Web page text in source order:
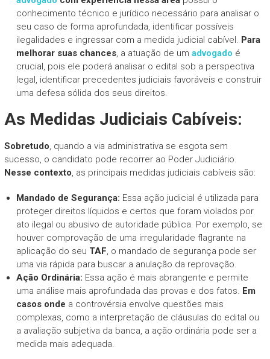
conhecimento técnico e jurídico necessário para analisar o
seu caso de forma aprofundada, identificar possíveis
ilegalidades e ingressar com a medida judicial cabível. Para
melhorar suas chances, a atuação de um advogado é
crucial, pois ele poderá analisar o edital sob a perspectiva
legal, identificar precedentes judiciais favoráveis e construir
uma defesa sólida dos seus direitos.
As Medidas Judiciais Cabíveis:
Sobretudo, quando a via administrativa se esgota sem
sucesso, o candidato pode recorrer ao Poder Judiciário.
Nesse contexto, as principais medidas judiciais cabíveis são:
Mandado de Segurança: Essa ação judicial é utilizada para
proteger direitos líquidos e certos que foram violados por
ato ilegal ou abusivo de autoridade pública. Por exemplo, se
houver comprovação de uma irregularidade flagrante na
aplicação do seu TAF, o mandado de segurança pode ser
uma via rápida para buscar a anulação da reprovação.
Ação Ordinária: Essa ação é mais abrangente e permite
uma análise mais aprofundada das provas e dos fatos. Em
casos onde a controvérsia envolve questões mais
complexas, como a interpretação de cláusulas do edital ou
a avaliação subjetiva da banca, a ação ordinária pode ser a
medida mais adequada.